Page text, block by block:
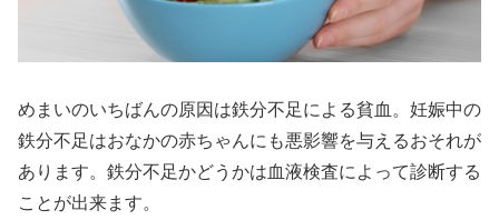
めまいのいちばんの原因は鉄分不足による貧血。妊娠中の
鉄分不足はおなかの赤ちゃんにも悪影響を与えるおそれが
あります。鉄分不足かどうかは血液検査によって診断する
ことが出来ます。